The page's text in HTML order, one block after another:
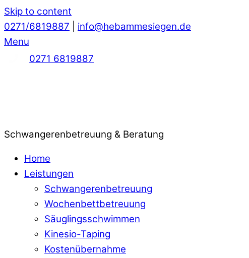
Skip to content
0271/6819887
info@hebammesiegen.de
Menu
0271 6819887
Schwangerenbetreuung & Beratung
Home
Leistungen
Schwangerenbetreuung
Wochenbettbetreuung
Säuglingsschwimmen
Kinesio-Taping
Kostenübernahme